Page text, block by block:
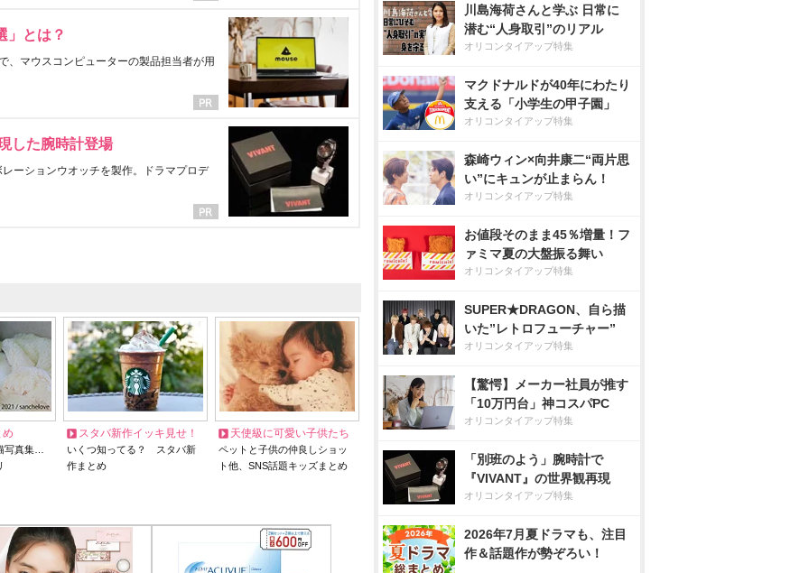
」とは？
、マウスコンピューターの製品担当者が用
した腕時計登場
ーションウオッチを製作。ドラマプロデ
め
写真集…
スタバ新作イッキ見せ！
いくつ知ってる？ スタバ新
作まとめ
天使級に可愛い子供たち
ペットと子供の仲良しショッ
ト他、SNS話題キッズまとめ
川島海荷さんと学ぶ 日常に
潜む“人身取引”のリアル
オリコンタイアップ特集
マクドナルドが40年にわたり
支える「小学生の甲子園」
オリコンタイアップ特集
森崎ウィン×向井康二“両片思
い”にキュンが止まらん！
オリコンタイアップ特集
お値段そのまま45％増量！フ
ァミマ夏の大盤振る舞い
オリコンタイアップ特集
SUPER★DRAGON、自ら描
いた”レトロフューチャー”
オリコンタイアップ特集
【驚愕】メーカー社員が推す
「10万円台」神コスパPC
オリコンタイアップ特集
「別班のよう」腕時計で
『VIVANT』の世界観再現
オリコンタイアップ特集
2026年7月夏ドラマも、注目
作＆話題作が勢ぞろい！